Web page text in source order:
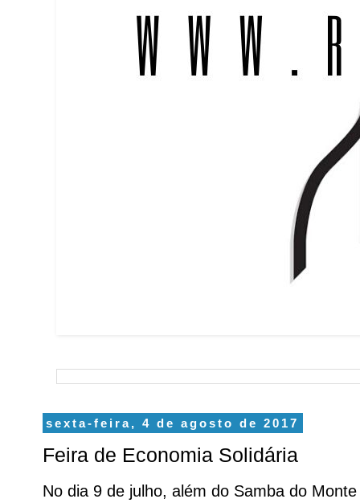
sexta-feira, 4 de agosto de 2017
Feira de Economia Solidária
No dia 9 de julho, além do Samba do